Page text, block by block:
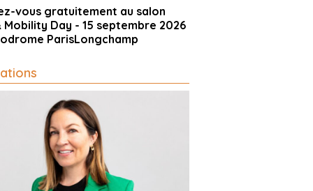
vous gratuitement au salon
Mobility Day - 15 septembre 2026
ParisLongchamp